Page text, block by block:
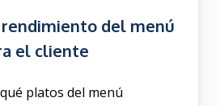
del menú
el cliente
platos del menú